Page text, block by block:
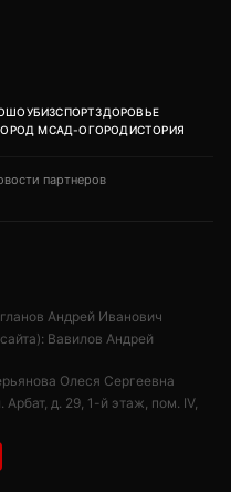
ШОУБИЗСПОРТЗДОРОВЬЕ
МСАД-ОГОРОДИСТОРИЯ
партнеров
Андрей Иванович
Вавилов Андрей
Олеся Сергеевна
д. 29, 1-й этаж, пом. IV,